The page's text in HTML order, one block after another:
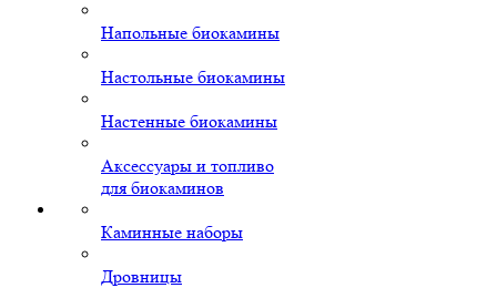
Напольные биокамины
Настольные биокамины
Настенные биокамины
Аксессуары и топливо
для биокаминов
Каминные наборы
Дровницы